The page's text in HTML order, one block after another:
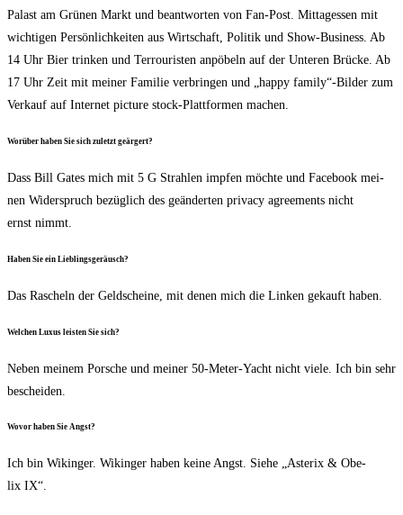
Palast am Grü­nen Markt und beant­wor­ten von Fan-Post. Mit­tag­essen mit
wich­ti­gen Per­sön­lich­kei­ten aus Wirt­schaft, Poli­tik und Show-Busi­ness. Ab
14 Uhr Bier trin­ken und Ter­rou­ris­ten anpö­beln auf der Unte­ren Brü­cke. Ab
17 Uhr Zeit mit mei­ner Fami­lie ver­brin­gen und „hap­py family“-Bilder zum
Ver­kauf auf Inter­net pic­tu­re stock-Platt­for­men machen.
Wor­über haben Sie sich zuletzt geärgert?
Dass Bill Gates mich mit 5 G Strah­len imp­fen möch­te und Face­book mei­
nen Wider­spruch bezüg­lich des geän­der­ten pri­va­cy agree­ments nicht
ernst nimmt.
Haben Sie ein Lieblingsgeräusch?
Das Rascheln der Geld­schei­ne, mit denen mich die Lin­ken gekauft haben.
Wel­chen Luxus leis­ten Sie sich?
Neben mei­nem Por­sche und mei­ner 50-Meter-Yacht nicht vie­le. Ich bin sehr
bescheiden.
Wovor haben Sie Angst?
Ich bin Wikin­ger. Wikin­ger haben kei­ne Angst. Sie­he „Aste­rix & Obe­
lix IX“.